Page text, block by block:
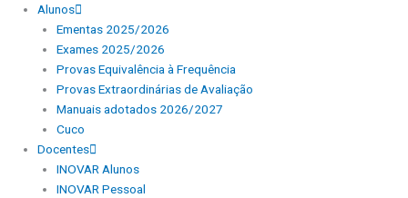
Alunos
Ementas 2025/2026
Exames 2025/2026
Provas Equivalência à Frequência
Provas Extraordinárias de Avaliação
Manuais adotados 2026/2027
Cuco
Docentes
INOVAR Alunos
INOVAR Pessoal